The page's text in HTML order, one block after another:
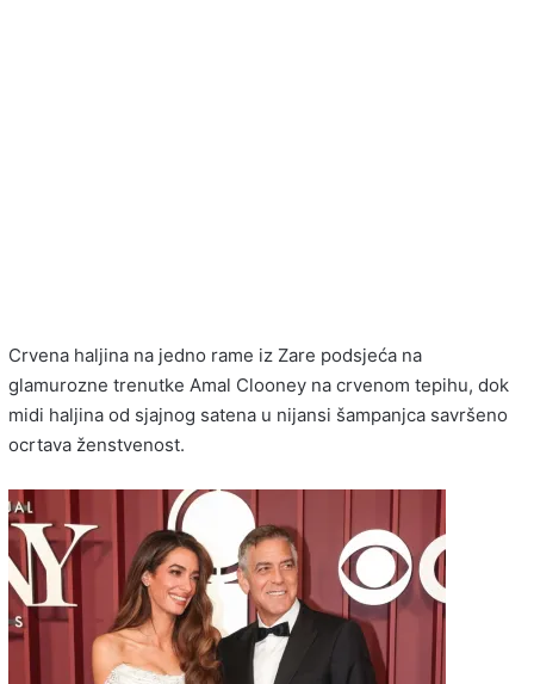
Crvena haljina na jedno rame iz Zare podsjeća na
glamurozne trenutke Amal Clooney na crvenom tepihu, dok
midi haljina od sjajnog satena u nijansi šampanjca savršeno
ocrtava ženstvenost.